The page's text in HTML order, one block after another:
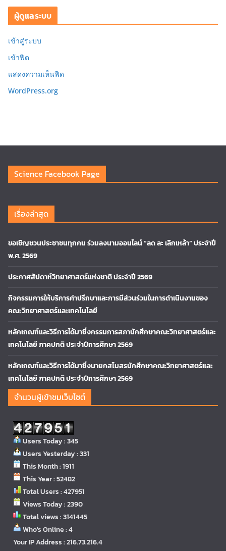
ผู้ดูแลระบบ
เข้าสู่ระบบ
เข้าฟีด
แสดงความเห็นฟีด
WordPress.org
Science Facebook Page
เรื่องล่าสุด
ขอเชิญชวนประชาชนทุกคน ร่วมลงนามออนไลน์ “ลด ละ เลิกเหล้า” ประจำปี
พ.ศ. 2569
ประกาศสัปดาห์วิทยาศาสตร์แห่งชาติ ประจำปี 2569
กิจกรรมการให้บริการคำปรึกษาและการมีส่วนร่วมในการดำเนินงานของ
คณะวิทยาศาสตร์และเทคโนโลยี
หลักเกณฑ์และวิธีการได้มาซึ่งกรรมการสภานักศึกษาคณะวิทยาศาสตร์และ
เทคโนโลยี ภาคปกติ ประจำปีการศึกษา 2569
หลักเกณฑ์และวิธีการได้มาซึ่งนายกสโมสรนักศึกษาคณะวิทยาศาสตร์และ
เทคโนโลยี ภาคปกติ ประจำปีการศึกษา 2569
จำนวนผู้เข้าชมเว็บไซต์
Users Today : 345
Users Yesterday : 331
This Month : 1911
This Year : 52482
Total Users : 427951
Views Today : 2390
Total views : 3141445
Who's Online : 4
Your IP Address : 216.73.216.4